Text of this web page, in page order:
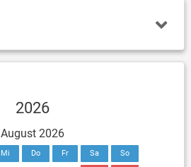
2026
August 2026
Mi Do Fr Sa So